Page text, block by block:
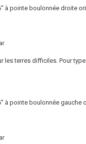
à pointe boulonnée droite
les terres difficiles. Pour
à pointe boulonnée gauche